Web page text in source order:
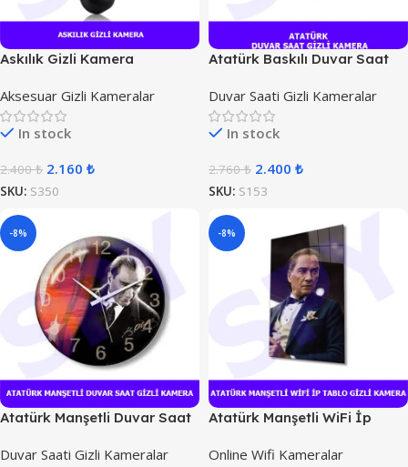
Askılık Gizli Kamera
Aksesuar Gizli Kameralar
In stock
2.400₺ 2.160 ₺
SKU: S350
Atatürk Baskılı Duvar Saat
Duvar Saati Gizli Kameralar
In stock
2.760₺ 2.400 ₺
SKU: S153
-8%
Atatürk Manşetli Duvar Saat
Duvar Saati Gizli Kameralar
-8%
Atatürk Manşetli WiFi İp
Online Wifi Kameralar